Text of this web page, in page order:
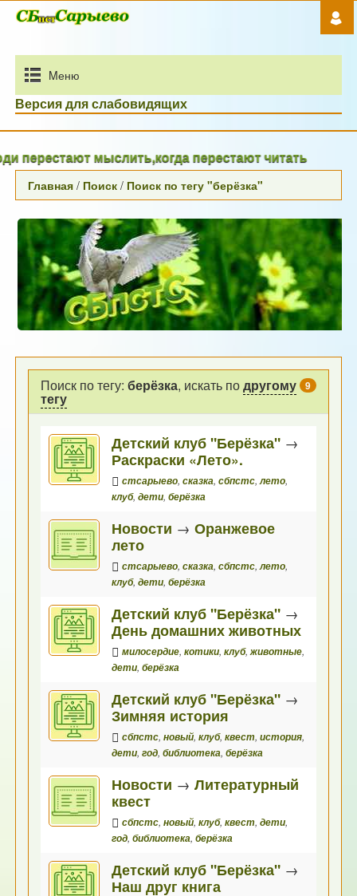
Mеню
Версия для слабовидящих
перестают мыслить,когда перестают читать
Главная / Поиск / Поиск по тегу "берёзка"
9
Поиск по тегу:берёзка, искать подругому
тегу
Детский клуб "Берёзка" →
Раскраски «Лето».
стсарыево,сказка,сбпстс,лето,
клуб,дети,берёзка
Новости →Оранжевое
лето
стсарыево,сказка,сбпстс,лето,
клуб,дети,берёзка
Детский клуб "Берёзка" →
День домашних животных
милосердие,котики,клуб,животные,
дети,берёзка
Детский клуб "Берёзка" →
Зимняя история
сбпстс,новый,клуб,квест,история,
дети,год,библиотека,берёзка
Новости →Литературный
квест
сбпстс,новый,клуб,квест,дети,
год,библиотека,берёзка
Детский клуб "Берёзка" →
Наш друг книга